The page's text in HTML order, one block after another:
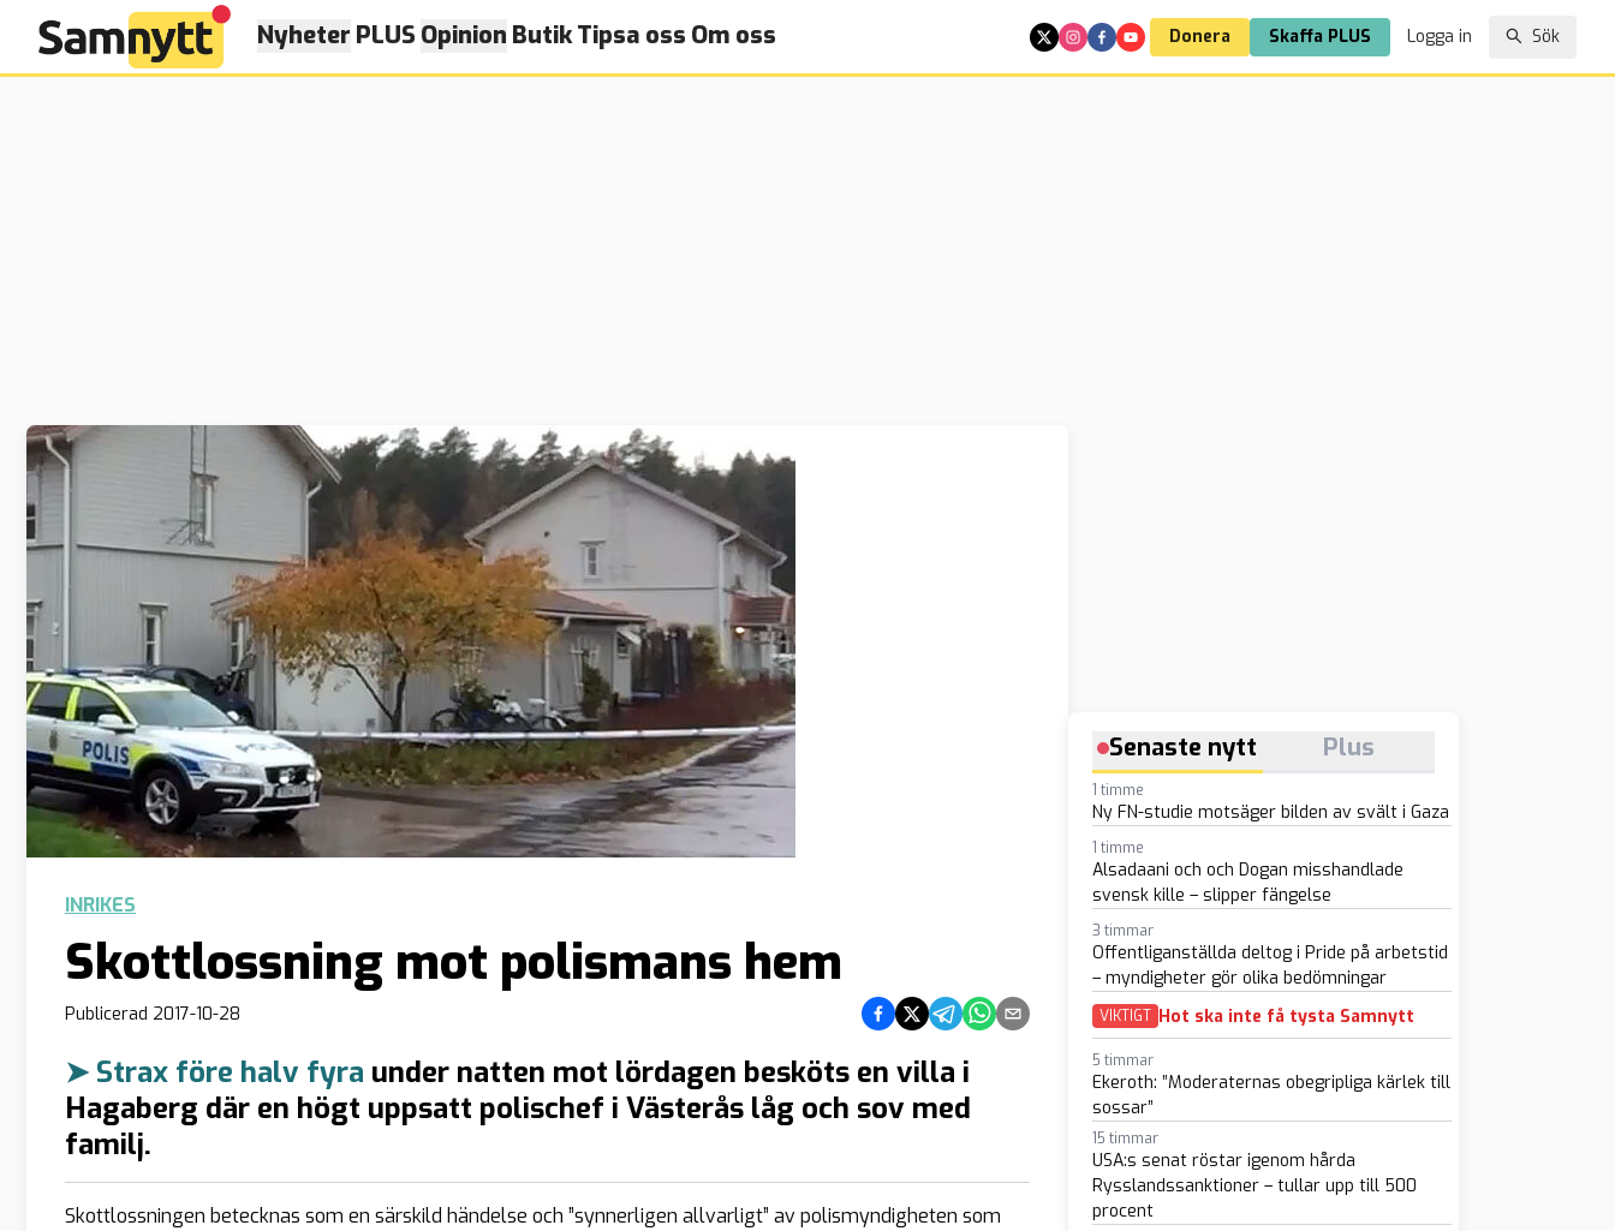
Nyheter PLUS Opinion ButikTipsa oss Om oss Donera Skaffa PLUS Logga in Sök
INRIKES
Skottlossning mot polismans hem
Publicerad 2017-10-28 Dela på Facebook
Dela på Twitter
Dela på Telegram
Dela på Whatsapp
Dela via e-post
➤ Strax före halv fyra under natten mot lördagen besköts en villa i
Hagaberg där en högt uppsatt polischef i Västerås låg och sov med
familj.
Skottlossningen betecknas som en särskild händelse och ”synnerligen allvarligt” av polismyndigheten som
Senaste nytt Plus
1 timme
Ny FN-studie motsäger bilden av svält i Gaza
1 timme
Alsadaani och och Dogan misshandlade
svensk kille – slipper fängelse
3 timmar
Offentliganställda deltog i Pride på arbetstid
– myndigheter gör olika bedömningar
VIKTIGT Hot ska inte få tysta Samnytt
5 timmar
Ekeroth: ”Moderaternas obegripliga kärlek till
sossar”
15 timmar
USA:s senat röstar igenom hårda
Rysslandssanktioner – tullar upp till 500
procent